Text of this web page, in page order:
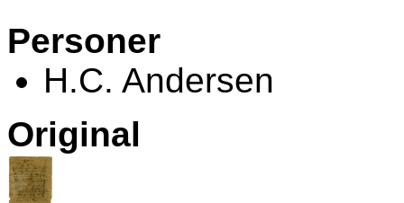
Personer
H.C. Andersen
Original